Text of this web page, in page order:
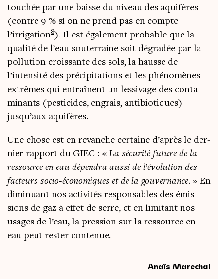
tou­chée par une baisse du niveau des aqui­fères
(contre 9 % si on ne prend pas en compte
l’irrigation8). Il est éga­le­ment pro­bable que la
qua­li­té de l’eau sou­ter­raine soit dégra­dée par la
pol­lu­tion crois­sante des sols, la hausse de
l’intensité des pré­ci­pi­ta­tions et les phé­no­mènes
extrêmes qui entraînent un les­si­vage des conta­
mi­nants (pes­ti­cides, engrais, anti­bio­tiques)
jusqu’aux aquifères.
Une chose est en revanche cer­taine d’après le der­
nier rap­port du GIEC : « La sécu­ri­té future de la
res­source en eau dépen­dra aus­si de l’évolution des
fac­teurs socio-éco­no­miques et de la gou­ver­nance. » En
dimi­nuant nos acti­vi­tés res­pon­sables des émis­
sions de gaz à effet de serre, et en limi­tant nos
usages de l’eau, la pres­sion sur la res­source en
eau peut res­ter contenue.
Anaïs Marechal